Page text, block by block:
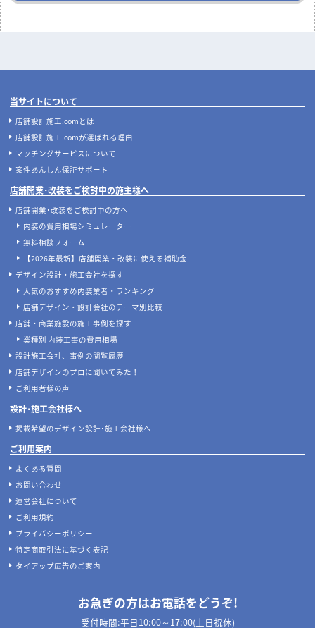
当サイトについて
店舗設計施工.comとは
店舗設計施工.comが選ばれる理由
マッチングサービスについて
案件あんしん保証サポート
店舗開業･改装をご検討中の施主様へ
店舗開業･改装をご検討中の方へ
内装の費用相場シミュレーター
無料相談フォーム
【2026年最新】店舗開業・改装に使える補助金
デザイン設計・施工会社を探す
人気のおすすめ内装業者・ランキング
店舗デザイン・設計会社のテーマ別比較
店舗・商業施設の施工事例を探す
業種別 内装工事の費用相場
設計施工会社、事例の閲覧履歴
店舗デザインのプロに聞いてみた！
ご利用者様の声
設計･施工会社様へ
掲載希望のデザイン設計･施工会社様へ
ご利用案内
よくある質問
お問い合わせ
運営会社について
ご利用規約
プライバシーポリシー
特定商取引法に基づく表記
タイアップ広告のご案内
お急ぎの方はお電話をどうぞ!
受付時間:平日10:00～17:00(土日祝休)